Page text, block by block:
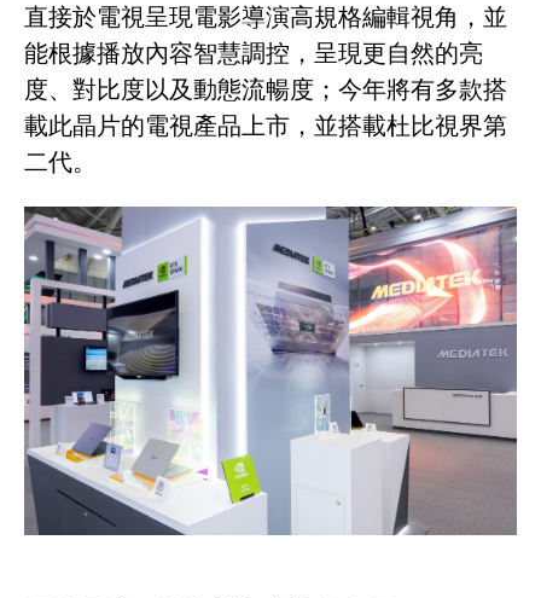
直接於電視呈現電影導演高規格編輯視角，並
能根據播放內容智慧調控，呈現更自然的亮
度、對比度以及動態流暢度；今年將有多款搭
載此晶片的電視產品上市，並搭載杜比視界第
二代。